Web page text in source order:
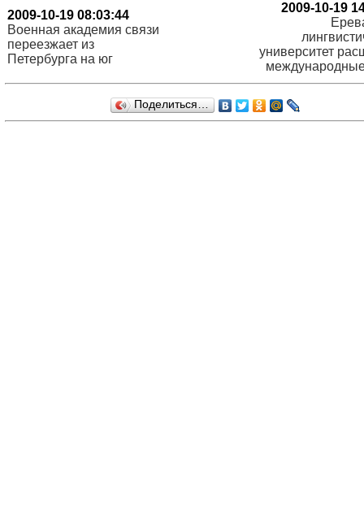
2009-10-19 08:03:44
Военная академия связи
переезжает из
Петербурга на юг
2009-10-19
университет
Поделиться…